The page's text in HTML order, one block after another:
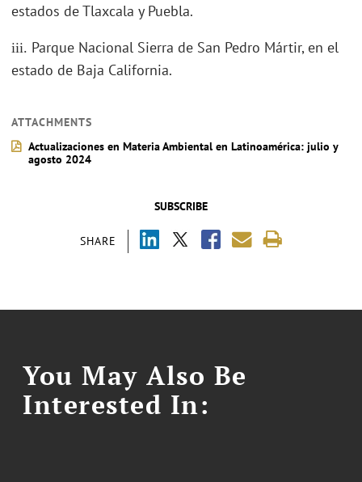
SUBSCRIBE
SHARE
estados de Tlaxcala y Puebla.
iii. Parque Nacional Sierra de San Pedro Mártir, en el
estado de Baja California.
ATTACHMENTS
Actualizaciones en Materia Ambiental en Latinoamérica: julio y
agosto 2024
You May Also Be
Interested In: